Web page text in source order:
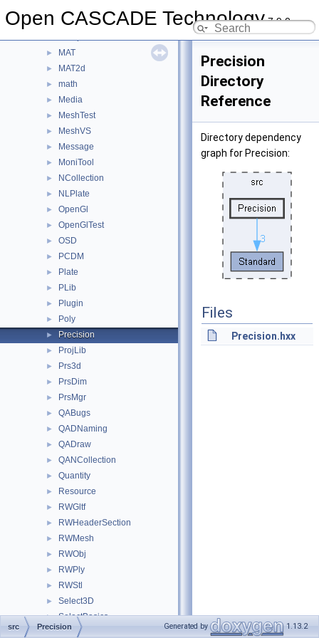
Open CASCADE Technology7.9.0
LProp
► MAT
► MAT2d
► math
► Media
► MeshTest
► MeshVS
► Message
► MoniTool
► NCollection
► NLPlate
► OpenGl
► OpenGlTest
► OSD
► PCDM
► Plate
► PLib
► Plugin
► Poly
► Precision
► ProjLib
► Prs3d
► PrsDim
► PrsMgr
► QABugs
► QADNaming
► QADraw
► QANCollection
► Quantity
► Resource
► RWGltf
► RWHeaderSection
► RWMesh
► RWObj
► RWPly
► RWStl
► Select3D
► SelectBasics
► SelectMgr
Precision
Directory
Reference
Directory dependency
graph for Precision:
Files
Precision.hxx
src Precision Generated by 1.13.2